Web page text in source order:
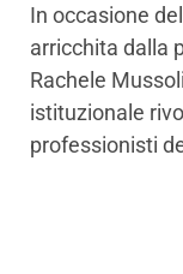
In occasione
arricchita dalla
Rachele
istituzionale
professionisti